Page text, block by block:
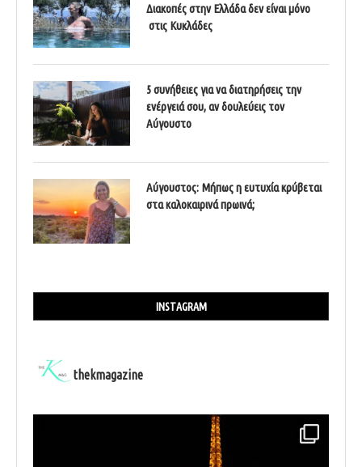
Διακοπές στην Ελλάδα δεν είναι μόνο
στις Κυκλάδες
5 συνήθειες για να διατηρήσεις την
ενέργειά σου, αν δουλεύεις τον
Αύγουστο
Αύγουστος: Μήπως η ευτυχία κρύβεται
στα καλοκαιρινά πρωινά;
INSTAGRAM
thekmagazine